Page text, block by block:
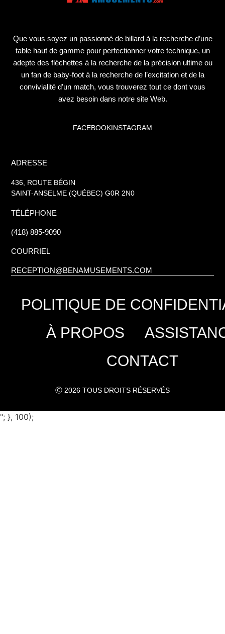
Que vous soyez un passionné de billard à la recherche d’une
table haut de gamme pour perfectionner votre technique, un
adepte des fléchettes à la recherche de la précision ultime ou
un fan de baby-foot à la recherche de l’excitation et de la
convivialité d’un match, vous trouverez tout ce dont vous
avez besoin dans notre site Web.
FACEBOOKINSTAGRAM
ADRESSE
436, ROUTE BÉGIN
SAINT-ANSELME (QUÉBEC) G0R 2N0
TÉLÉPHONE
(418) 885-9090
COURRIEL
RECEPTION@BENAMUSEMENTS.COM
POLITIQUE DE
À PROPOS
CONTACT
Ⓒ 2026 TOUS DROITS RÉSERVÉS
"; }, 100);